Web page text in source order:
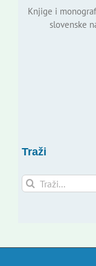
Knjige i
slovenske
Traži
Traži...